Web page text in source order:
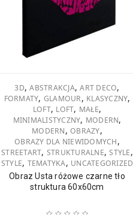
3D,ABSTRAKCJA,ART DECO,
FORMATY, GLAMOUR, KLASYCZNY,
LOFT, LOFT, MAŁE,
MINIMALISTYCZNY, MODERN,
MODERN,OBRAZY,
OBRAZY DLA NIEWIDOMYCH,
STREETART, STRUKTURALNE,STYLE,
STYLE, TEMATYKA, UNCATEGORIZED
Obraz Usta różowe czarne tło
struktura 60x60cm